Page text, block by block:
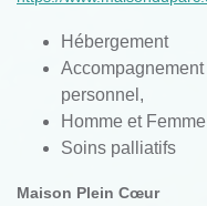
Hébergement
personnel,
Homme et Femme
Soins palliatifs
Maison Plein Cœur